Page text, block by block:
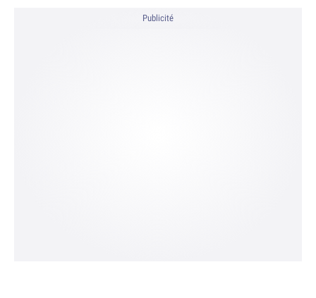
Publicité